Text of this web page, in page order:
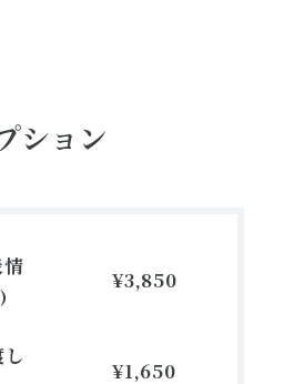
ション
¥3,850
¥1,650